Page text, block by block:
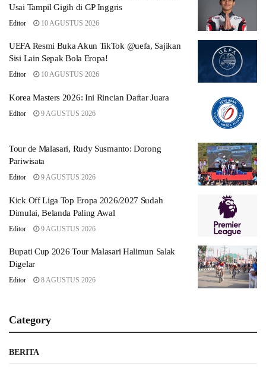
Usai Tampil Gigih di GP Inggris
Editor 10 AGUSTUS 2026
UEFA Resmi Buka Akun TikTok @uefa, Sajikan
Sisi Lain Sepak Bola Eropa!
Editor 10 AGUSTUS 2026
Korea Masters 2026: Ini Rincian Daftar Juara
Editor 9 AGUSTUS 2026
Tour de Malasari, Rudy Susmanto: Dorong
Pariwisata
Editor 9 AGUSTUS 2026
Kick Off Liga Top Eropa 2026/2027 Sudah
Dimulai, Belanda Paling Awal
Editor 9 AGUSTUS 2026
Bupati Cup 2026 Tour Malasari Halimun Salak
Digelar
Editor 8 AGUSTUS 2026
Category
BERITA